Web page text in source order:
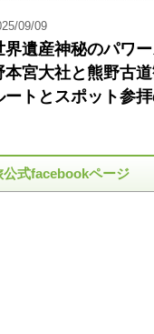
09/09
界遺産神秘のパワ
本宮大社と熊野古
ートとスポット参
公式facebookページ